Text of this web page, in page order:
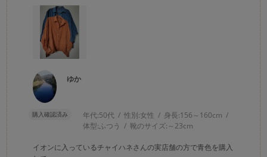
ゆか
購入確認済み 年代:50代 性別:女性 身長:156～160cm
体型:ふつう 靴のサイズ: ～23cm
イオンに入っているチャイハネさんの実店舗の方で青色を購入